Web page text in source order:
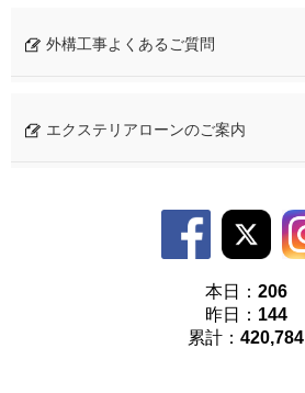
外構工事よくあるご質問
エクステリアローンのご案内
本日： 206
昨日： 144
累計： 420,784